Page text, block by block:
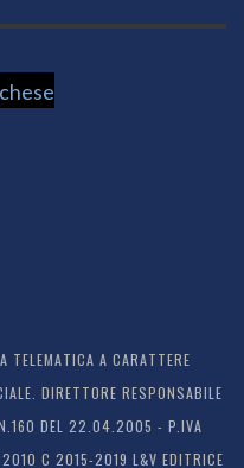
TELEMATICA A CARATTERE
DIRETTORE RESPONSABILE
N.160 DEL 22.04.2005 - P.IVA
C 2015-2019 L&V EDITRICE